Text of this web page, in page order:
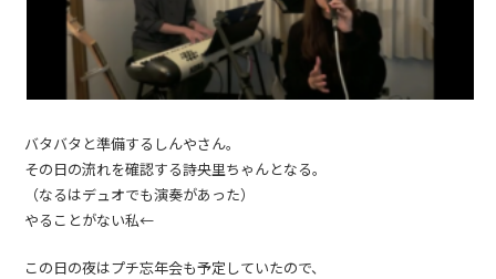
バタバタと準備するしんやさん。
その日の流れを確認する詩央里ちゃんとなる。
（なるはデュオでも演奏があった）
やることがない私←
この日の夜はプチ忘年会も予定していたので、